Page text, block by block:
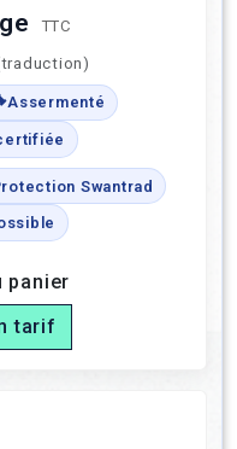
TTC
Assermenté
Swantrad
panier
tarif